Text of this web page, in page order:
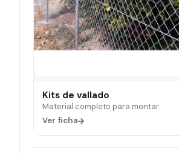
Kits de vallado
Material completo para montar.
Ver ficha